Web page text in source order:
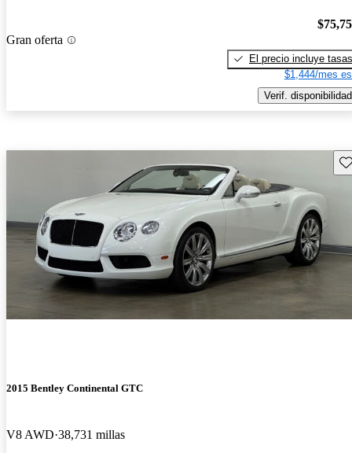
Gran oferta
El precio incluye tasas
$1,444/mes
Verif. disponibilidad
2015 Bentley Continental GTC
V8 AWD 38,731 millas